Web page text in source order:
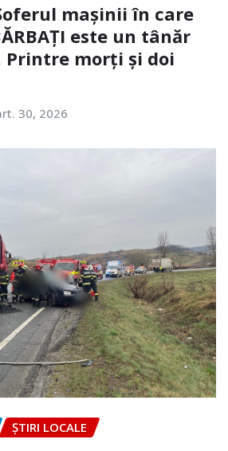
mașinii în care
este un tânăr
Printre morți și doi
30, 2026
ȘTIRI LOCALE